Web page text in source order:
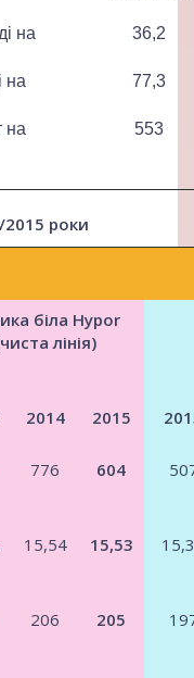
на
36,2
на
77,3
на
553
роки
біла Hypor
лінія)
2014 2015
776 604
15,54 15,53
206 205